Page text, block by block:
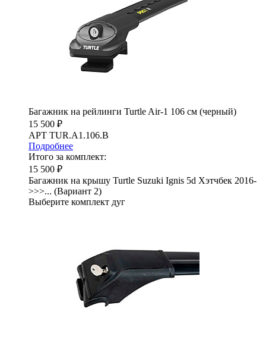
Багажник на рейлинги Turtle Air-1 106 см (черный)
15 500 ₽
АРТ TUR.A1.106.B
Подробнее
Итого за комплект:
15 500 ₽
Багажник на крышу Turtle Suzuki Ignis 5d Хэтчбек 2016-
>>>... (Вариант 2)
Выберите комплект дуг